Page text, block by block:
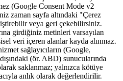
(Google Consent Mode v2
zaman sayfa altındaki "Çerez
veya geri çekebilirsiniz.
girdiğiniz metinleri varsayılan
veri içeren alanlar kayda alınmaz.
sağlayıcıların (Google,
(ör. ABD) sunucularında
saklanmaz; yalnızca kötüye
anlık olarak değerlendirilir.